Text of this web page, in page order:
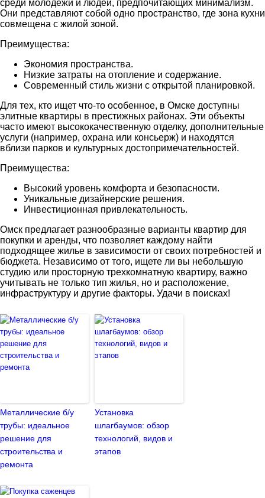
среди молодежи и людей, предпочитающих минимализм.
Они представляют собой одно пространство, где зона кухни
совмещена с жилой зоной.
Преимущества:
Экономия пространства.
Низкие затраты на отопление и содержание.
Современный стиль жизни с открытой планировкой.
Для тех, кто ищет что-то особенное, в Омске доступны
элитные квартиры в престижных районах. Эти объекты
часто имеют высококачественную отделку, дополнительные
услуги (например, охрана или консьерж) и находятся
вблизи парков и культурных достопримечательностей.
Преимущества:
Высокий уровень комфорта и безопасности.
Уникальные дизайнерские решения.
Инвестиционная привлекательность.
Омск предлагает разнообразные варианты квартир для
покупки и аренды, что позволяет каждому найти
подходящее жилье в зависимости от своих потребностей и
бюджета. Независимо от того, ищете ли вы небольшую
студию или просторную трехкомнатную квартиру, важно
учитывать не только тип жилья, но и расположение,
инфраструктуру и другие факторы. Удачи в поисках!
Металлические б/у
трубы: идеальное
решение для
строительства и
ремонта
Установка
шлагбаумов: обзор
технологий, видов и
этапов